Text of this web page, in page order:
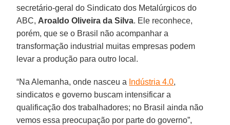
secretário-geral do Sindicato dos Metalúrgicos do
ABC, Aroaldo Oliveira da Silva. Ele reconhece,
porém, que se o Brasil não acompanhar a
transformação industrial muitas empresas podem
levar a produção para outro local.
“Na Alemanha, onde nasceu a Indústria 4.0,
sindicatos e governo buscam intensificar a
qualificação dos trabalhadores; no Brasil ainda não
vemos essa preocupação por parte do governo”,